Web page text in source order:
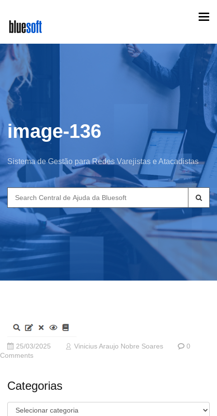
main
content
image-136
Sistema de Gestão para Redes Varejistas e Atacadistas
Search
for:
25/03/2025 Vinicius Araujo Nobre Soares
0
Comments
Categorias
Categorias